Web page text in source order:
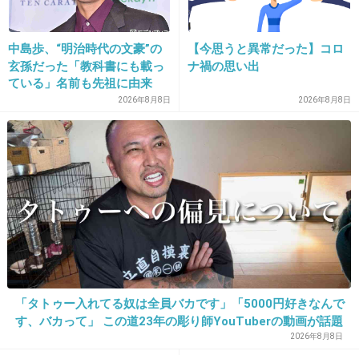
松本若菜×佐野勇斗が初タッグ。7月期ドラ
マ『君の好きは無敵』、サンリオの取材協
力を得て“かわいい”が生まれる業界を描く
松本若菜×佐野勇斗が初タッグ。7月期ドラマ『君の好きは無敵』、サンリ
オの取材協力を得て“かわいい”が生まれる業界を描く 趣味も推しもな
く、“好き”がよくわからない元コンサル女性・草壁杏奈（松本若菜）
と、“かわいい”への愛は人一倍ながら偏屈で変わり者のキャ...
+13 -3
13. 匿名2026/07/08(水) 17:37:02
アラフィフで年下に
モテたくない人
中島歩、“明治時代の文豪”の
玄孫だった「教科書にも載っ
ている」名前も先祖に由来
2026年8月8日
【今思うと異常だった】コロ
ナ禍の思い出
2026年8月8日
「タトゥー入れてる奴は全員バカです」「5000円好きなんで
す、バカって」 この道23年の彫り師YouTuberの動画が話題
2026年8月8日